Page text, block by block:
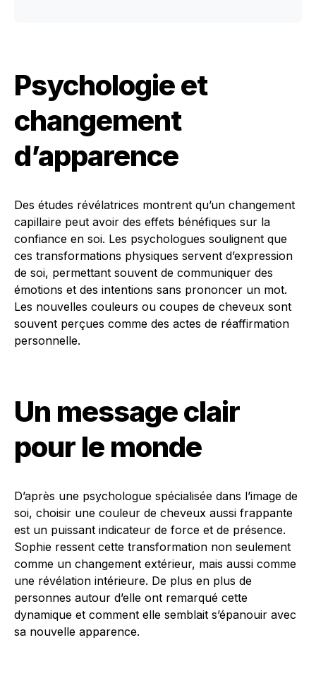
Psychologie et
changement
d’apparence
Des études révélatrices montrent qu’un changement
capillaire peut avoir des effets bénéfiques sur la
confiance en soi. Les psychologues soulignent que
ces transformations physiques servent d’expression
de soi, permettant souvent de communiquer des
émotions et des intentions sans prononcer un mot.
Les nouvelles couleurs ou coupes de cheveux sont
souvent perçues comme des actes de réaffirmation
personnelle.
Un message clair
pour le monde
D’après une psychologue spécialisée dans l’image de
soi, choisir une couleur de cheveux aussi frappante
est un puissant indicateur de force et de présence.
Sophie ressent cette transformation non seulement
comme un changement extérieur, mais aussi comme
une révélation intérieure. De plus en plus de
personnes autour d’elle ont remarqué cette
dynamique et comment elle semblait s’épanouir avec
sa nouvelle apparence.